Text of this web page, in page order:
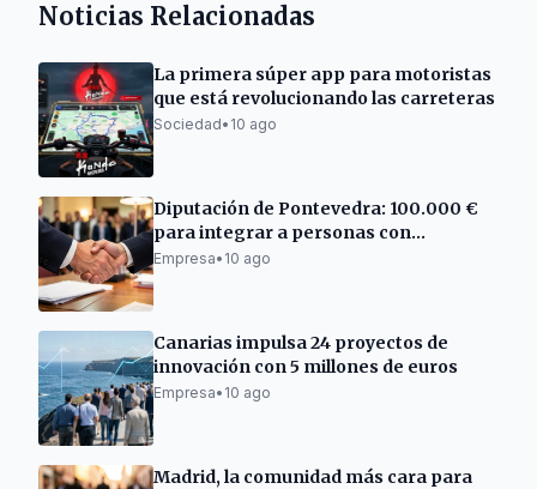
Noticias Relacionadas
La primera súper app para motoristas
que está revolucionando las carreteras
Sociedad• 10 ago
Diputación de Pontevedra: 100.000 €
para integrar a personas con
discapacidad
Empresa• 10 ago
Canarias impulsa 24 proyectos de
innovación con 5 millones de euros
Empresa• 10 ago
Madrid, la comunidad más cara para